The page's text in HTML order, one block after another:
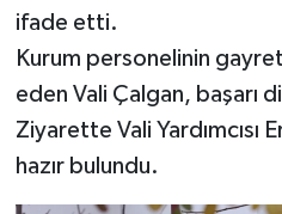
ifade etti.
Kurum personelinin
eden Vali Çalgan, başarı
Ziyarette Vali Yardımcısı
hazır bulundu.